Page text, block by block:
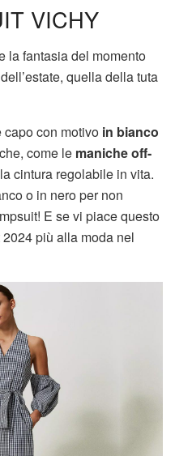
VICHY
la fantasia del momento
quella della tuta
con motivo in bianco
come le maniche off-
cintura regolabile in vita.
o in nero per non
E se vi piace questo
più alla moda nel